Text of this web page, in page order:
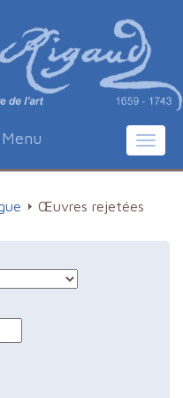
Menu
Œuvres rejetées